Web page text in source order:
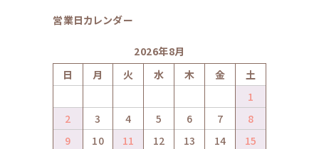
営業日カレンダー
2026年8月
日
月 火 水 木 金
土
1
2
3 4 5 6 7
8
9
10 11 12 13 14
15